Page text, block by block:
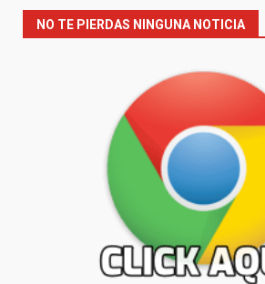
de
NO TE PIERDAS NINGUNA NOTICIA